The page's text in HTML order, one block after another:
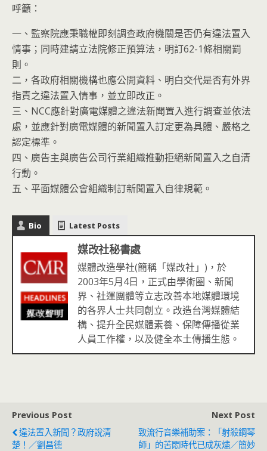
呼籲：
一、監察院應秉職權即刻調查政府機關是否仍有違法置入
情事；同時建請立法院修正預算法，明訂62-1條相關罰
則。
二，各政府相關機構也應公開資料、明白交代是否有外界
指責之違法置入情事，並立即改正。
三、NCC應針對廣電媒體之違法新聞置入進行調查並依法
處，並應針對廣電媒體的新聞置入訂定更為具體、嚴格之
認定標準。
四、廣告主與廣告公司行業組織推動拒絕新聞置入之自清
行動。
五、平面媒體公會組織制訂新聞置入自律規範。
Bio Latest Posts
媒改社秘書處
媒體改造學社(簡稱「媒改社」)，於
2003年5月4日，正式由學術圈、新聞
界、社運團體等立志改善本地媒體環境
的各界人士共同創立。改造台灣媒體結
構、提升全民媒體素養、保障傳播從業
人員工作權，以及健全本土傳播生態。
Previous Post
違法置入新聞？政府說清
楚！／劉昌德
Next Post
致流行音樂補助案：「射殺鋼琴
師」的苦悶時代已成灰燼／簡妙